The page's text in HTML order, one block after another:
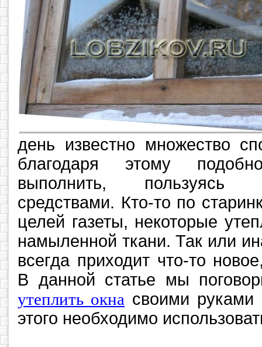
день известно множество
благодаря этому
выполнить, пользуясь
средствами. Кто-то по
целей газеты, некоторые
намыленной ткани. Так или
всегда приходит что-то
В данной статье мы
утеплить окна своими руками
этого необходимо